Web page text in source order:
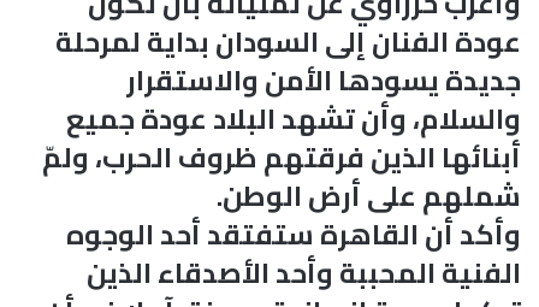
عودة الفنان إلى السودان بداية لمرحلة
جديدة يسودها الأمن والاستقرار
والسلام، وأن تشهد البلاد عودة جميع
أبنائها الذين فرقتهم ظروف الحرب، ولمّ
شملهم على أرض الوطن.
وأكد أن القاهرة ستفتقد أحد الوجوه
الفنية المحببة وأحد الأصدقاء الذين